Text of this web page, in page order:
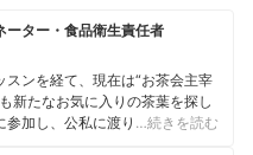
ーター・食品衛生責任者
ンを経て、現在は“お茶会主宰
新たなお気に入りの茶葉を探し
参加し、公私に渡り毎月多種の
…続きを読む